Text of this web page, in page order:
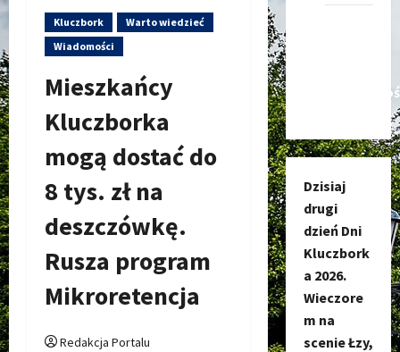
Kluczbork
Warto wiedzieć
Wiadomości
Mieszkańcy
Kluczborka
mogą dostać do
8 tys. zł na
deszczówkę.
Rusza program
Mikroretencja
Redakcja Portalu
Dzisiaj
drugi
dzień Dni
Kluczbork
a 2026.
Wieczore
m na
scenie Łzy,